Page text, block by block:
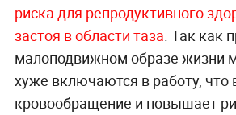
риска для репродуктивного
застоя в области таза. Так как
малоподвижном образе жизни
хуже включаются в работу, что
кровообращение и повышает